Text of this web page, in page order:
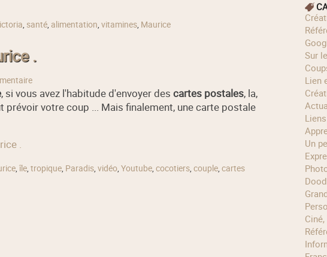
, santé, alimentation, vitamines, Maurice
.
, si vous avez l'habitude d'envoyer des cartes postales, la,
prévoir votre coup ... Mais finalement, une carte postale
.
, île, tropique, Paradis, vidéo, Youtube, cocotiers, couple, cartes
Sur
Lien
Un